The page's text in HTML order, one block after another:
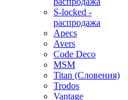
S-locked -
распродажа
Apecs
Avers
Code Deco
MSM
Titan (Словения)
Trodos
Vantage